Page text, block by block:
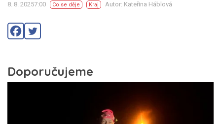
8. 8. 20257:00 Co se děje Kraj Autor: Kateřina Háblová